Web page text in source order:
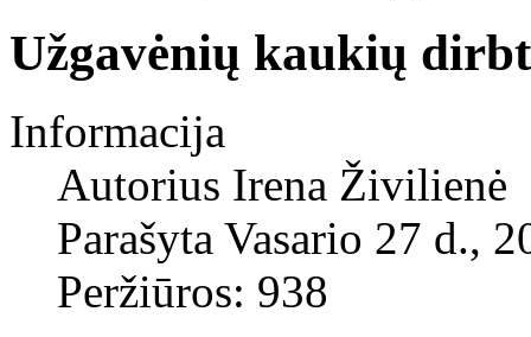
Užgavėnių kaukių
Informacija
Autorius Irena Živilienė
Parašyta Vasario 27 d.,
Peržiūros: 938